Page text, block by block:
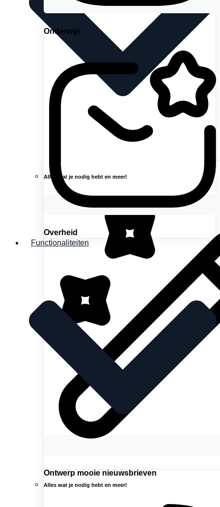
Alles wat je nodig hebt en meer!
Ontwerp mooie nieuwsbrieven
Onderwijs
Overheid
Functionaliteiten
Alles wat je nodig hebt en meer!